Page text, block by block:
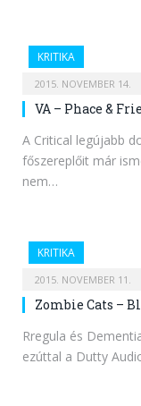
KRITIKA
2015. NOVEMBER 14.
VA – Phace &
A Critical legújabb
főszereplőit már
nem…
KRITIKA
2015. NOVEMBER 11.
Zombie Cats –
Rregula és
ezúttal a Dutty